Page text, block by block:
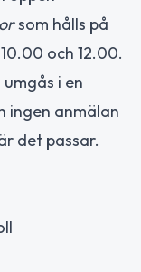
som hålls på
och 12.00.
i en
ingen anmälan
det passar.